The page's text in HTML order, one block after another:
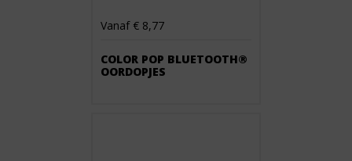
Vanaf € 8,77
COLOR POP BLUETOOTH®
OORDOPJES